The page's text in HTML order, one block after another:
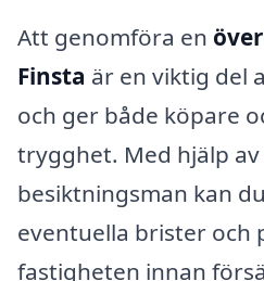
Att genomföra en
Finsta är en viktig del
och ger både köpare
trygghet. Med hjälp
besiktningsman kan
eventuella brister och
fastigheten innan